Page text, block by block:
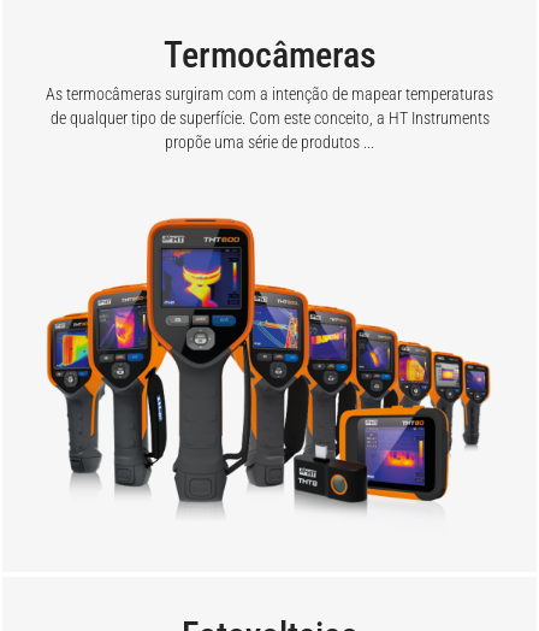
Termocâmeras
As termocâmeras surgiram com a intenção de mapear temperaturas
de qualquer tipo de superfície. Com este conceito, a HT Instruments
propõe uma série de produtos ...